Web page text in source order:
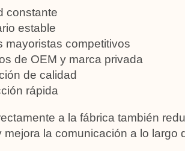
constante
estable
mayoristas competitivos
de OEM y marca privada
de calidad
rápida
a la fábrica también
mejora la comunicación a lo largo